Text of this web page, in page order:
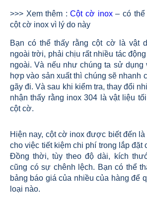
>>> Xem thêm :Cột cờ inox– có thể
cột cờ inox vì lý do này
Bạn có thể thấy rằng cột cờ là vật
ngoài trời, phải chịu rất nhiều tác
ngoài. Và nếu như chúng ta sử dụng
hợp vào sản xuất thì chúng sẽ nhanh
gãy đi. Và sau khi kiểm tra, thay đổi
nhận thấy rằng inox 304 là vật liệu
cột cờ.
Hiện nay, cột cờ inox được biết đến
cho việc tiết kiệm chi phí trong lắp đặt
Đồng thời, tùy theo độ dài, kích
cũng có sự chênh lệch. Bạn có thể
bảng báo giá của nhiều của hàng để
loại nào.